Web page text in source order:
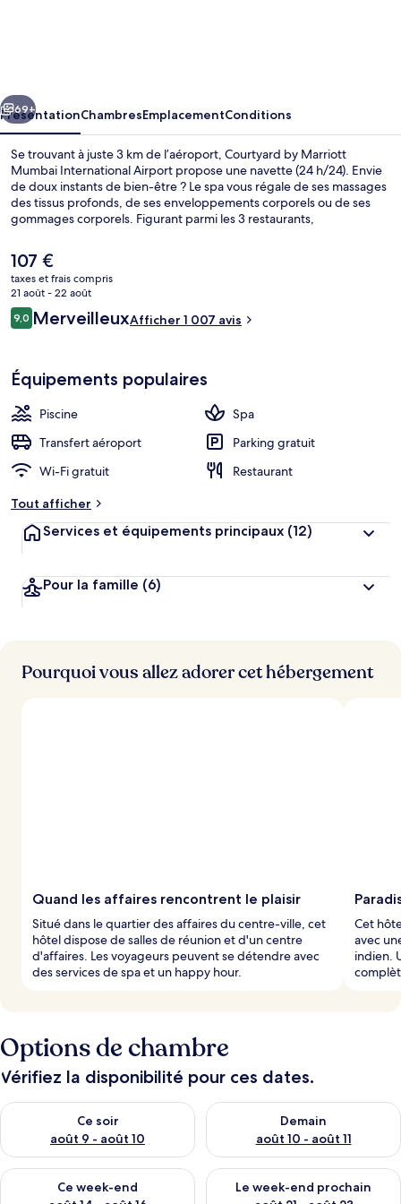
International
Airport
Suivant
69+
PrésentationChambresEmplacementConditions
Se trouvant à juste 3 km de l’aéroport, Courtyard by Marriott
Mumbai International Airport propose une navette (24 h/24). Envie
de doux instants de bien-être ? Le spa vous régale de ses massages
des tissus profonds, de ses enveloppements corporels ou de ses
gommages corporels. Figurant parmi les 3 restaurants,
déjeuner, le déjeuner et le dîner et vous propose des spécialités
Cuisine internationale. Cet hôtel de luxe vous fait également profiter
d'une piscine extérieure, d'un bar / salon et d'une salle de fitness
ouverte 24 h/24. Les autres voyageurs adorent le personnel
attentionné. Les transports publics se situent à une courte distance
à pied : Station de métro Chakala est à 5 min et Station Chakala - J.B.
Le
prix
actuel
est
de
107 €
taxes et frais compris
21 août - 22 août
Avis
voyageurs
9,09,0 sur 10
MerveilleuxAfficher 1 007 avis
Équipements populaires
Piscine
Spa
Transfert aéroport
Parking gratuit
Wi-Fi gratuit
Restaurant
Tout afficher
Services et équipements principaux (12)
Pour la famille (6)
Pourquoi vous allez adorer cet hébergement
Quand les affaires rencontrent le plaisir
Situé dans le quartier des affaires du centre-ville, cet
hôtel dispose de salles de réunion et d'un centre
d'affaires. Les voyageurs peuvent se détendre avec
des services de spa et un happy hour.
Cet
avec
indien.
Options de chambre
Vérifiez la disponibilité pour ces dates.
Ce soir
août 9 - août 10
Vérifier la disponibilité pour ce soir août 9 - août 10
Demain
août 10 - août 11
Vérifier la disponibilité pour
Ce week-end
Vérifier la disponibilité pour ce week-end août 14 - août 16
Le week-end prochain
Vérifier la disponibilité pour